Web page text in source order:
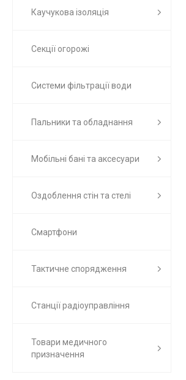
Каучукова ізоляція
Секції огорожі
Системи фільтрації води
Пальники та обладнання
Мобільні бані та аксесуари
Оздоблення стін та стелі
Смартфони
Тактичне спорядження
Станції радіоуправління
Товари медичного
призначення